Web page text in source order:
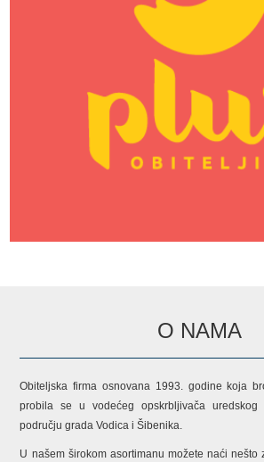
O NAMA
Obiteljska firma osnovana 1993. godine koja
probila se u vodećeg opskrbljivača
području grada Vodica i Šibenika.
U našem širokom asortimanu možete naći